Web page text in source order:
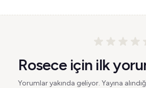
Rosece için ilk
Yorumlar yakında geliyor. Yayına